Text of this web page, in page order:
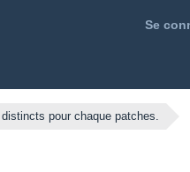
Se
pour chaque patches.